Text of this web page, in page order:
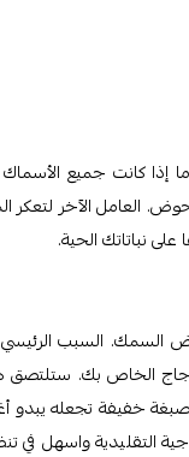
كانت جميع الأسماك
العامل الآخر لتعكر
نباتاتك الحية.
السمك. السبب
الخاص بك.
صبغة خفيفة تجعله يبدو
التقليدية واسهل في